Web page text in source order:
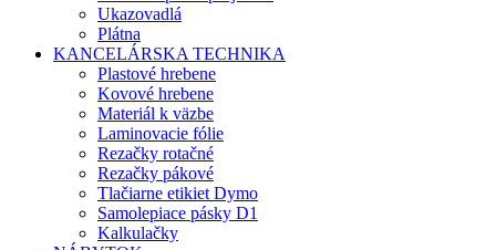
Ukazovadlá
Plátna
KANCELÁRSKA TECHNIKA
Plastové hrebene
Kovové hrebene
Materiál k väzbe
Laminovacie fólie
Rezačky rotačné
Rezačky pákové
Tlačiarne etikiet Dymo
Samolepiace pásky D1
Kalkulačky